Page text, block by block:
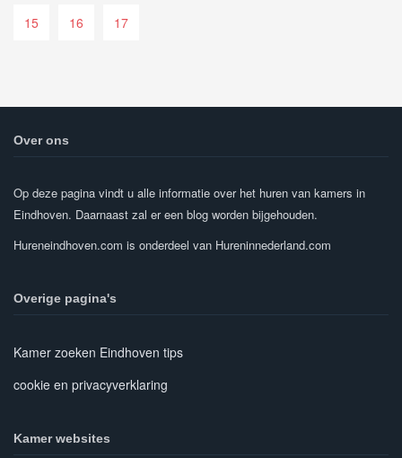
15 16 17
Over ons
Op deze pagina vindt u alle informatie over het huren van kamers in
Eindhoven. Daarnaast zal er een blog worden bijgehouden.
Hureneindhoven.com is onderdeel van Hureninnederland.com
Overige pagina's
Kamer zoeken Eindhoven tips
cookie en privacyverklaring
Kamer websites